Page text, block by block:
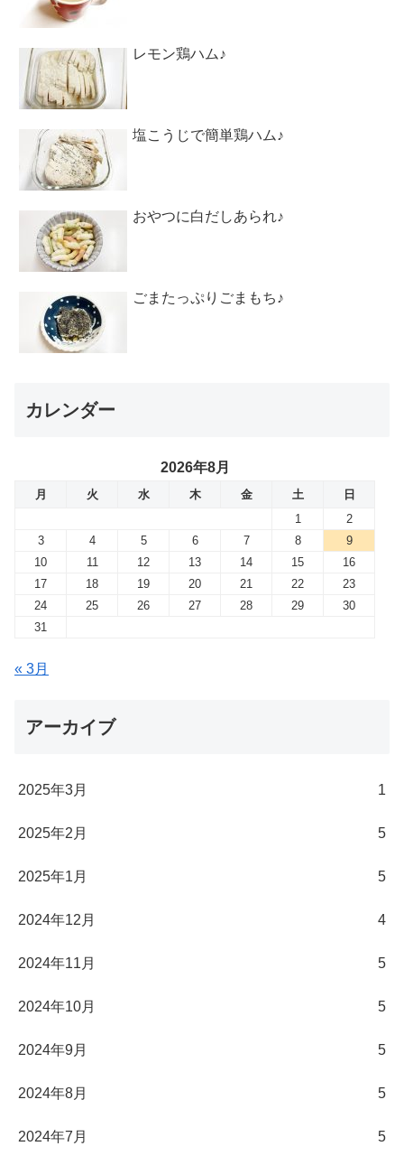
レモン鶏ハム♪
塩こうじで簡単鶏ハム♪
おやつに白だしあられ♪
ごまたっぷりごまもち♪
カレンダー
2026年8月
月 火 水 木 金 土
日
1
2
3
4 5 6 7 8
9
10
11 12 13 14 15
16
17
18 19 20 21 22
23
24
25 26 27 28 29
30
31
« 3月
アーカイブ
2025年3月 1
2025年2月 5
2025年1月 5
2024年12月 4
2024年11月 5
2024年10月 5
2024年9月 5
2024年8月 5
2024年7月 5